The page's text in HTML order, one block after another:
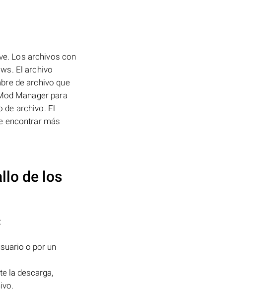
Los archivos con
El archivo
de archivo que
Manager para
de archivo. El
encontrar más
de los
o por un
la descarga,